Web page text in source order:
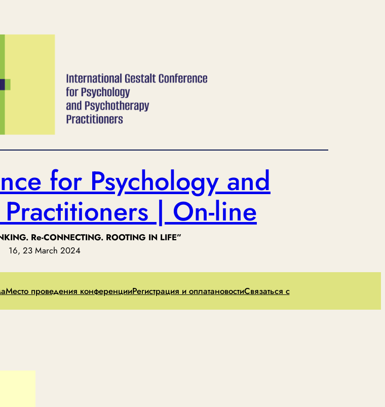
for Psychology and
| On-line
Re-CONNECTING. ROOTING IN LIFE”
16, 23 March 2024
Место проведения конференцииРегистрация и оплатановостиСвязаться с